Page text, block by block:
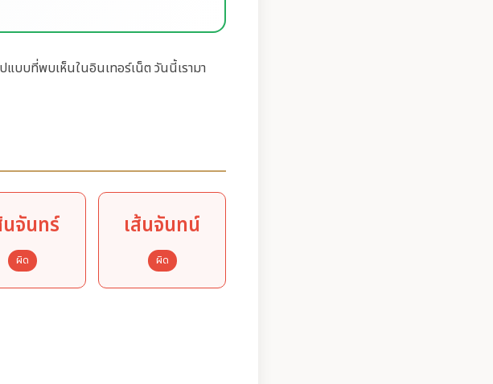
แบบที่พบเห็นในอินเทอร์เน็ต วันนี้เรามา
นจันทร์
ผิด
เส้นจันทน์
ผิด